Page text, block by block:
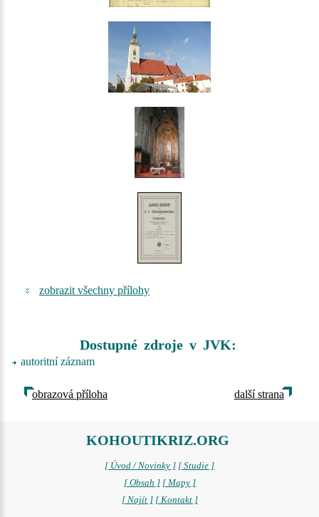
zobrazit všechny přílohy
Dostupné zdroje v JVK:
autoritní záznam
obrazová příloha další strana
KOHOUTIKRIZ.ORG
[ Úvod / Novinky ] [ Studie ]
[ Obsah ] [ Mapy ]
[ Najít ] [ Kontakt ]